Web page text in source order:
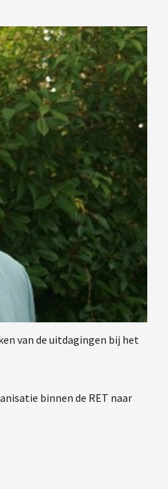
van de uitdagingen bij het
binnen de RET naar